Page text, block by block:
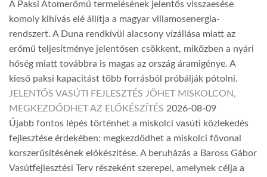
A Paksi Atomerőmű termelésének jelentős visszaesése
komoly kihívás elé állítja a magyar villamosenergia-
rendszert. A Duna rendkívül alacsony vízállása miatt az
erőmű teljesítménye jelentősen csökkent, miközben a nyári
hőség miatt továbbra is magas az ország áramigénye. A
kieső paksi kapacitást több forrásból próbálják pótolni.
JELENTŐS VASÚTI FEJLESZTÉS JÖHET MISKOLCON,
MEGKEZDŐDHET AZ ELŐKÉSZÍTÉS 2026-08-09
Újabb fontos lépés történhet a miskolci vasúti közlekedés
fejlesztése érdekében: megkezdődhet a miskolci fővonal
korszerűsítésének előkészítése. A beruházás a Baross Gábor
Vasútfejlesztési Terv részeként szerepel, amelynek célja a